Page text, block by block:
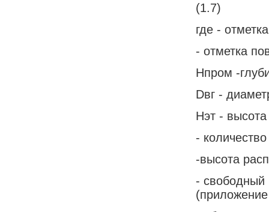
(1.7)
где -
- отметка
Hпром -
Dвг -
Hэт -
-
-высота
- свободный